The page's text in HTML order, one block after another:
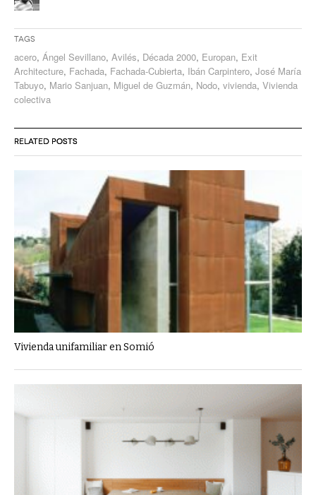
Tags
acero, Ángel Sevillano, Avilés, Década 2000, Europan, Exit
Architecture, Fachada, Fachada-Cubierta, Ibán Carpintero, José María
Tabuyo, Mario Sanjuan, Miguel de Guzmán, Nodo, vivienda, Vivienda
colectiva
RELATED POSTS
Vivienda unifamiliar en Somió